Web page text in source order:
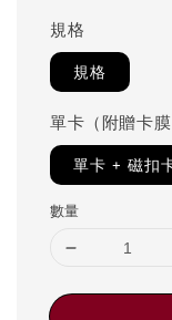
規格
規格
單卡（附贈卡膜
單卡 + 磁扣
數量